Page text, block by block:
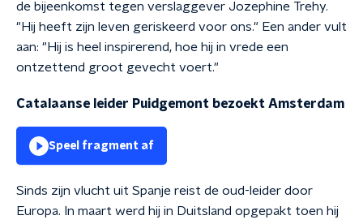
de bijeenkomst tegen verslaggever Jozephine Trehy.
"Hij heeft zijn leven geriskeerd voor ons." Een ander vult
aan: "Hij is heel inspirerend, hoe hij in vrede een
ontzettend groot gevecht voert."
Catalaanse leider Puidgemont bezoekt Amsterdam
Speel fragment af
Sinds zijn vlucht uit Spanje reist de oud-leider door
Europa. In maart werd hij in Duitsland opgepakt toen hij